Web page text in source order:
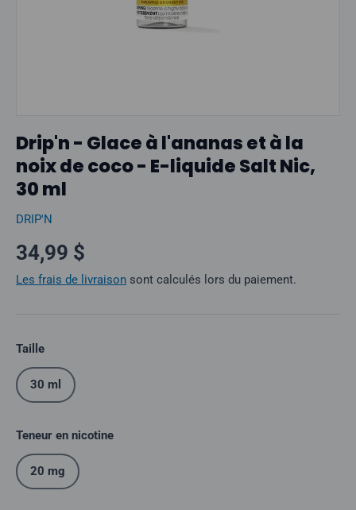
Drip'n - Glace à l'ananas et à la
noix de coco - E-liquide Salt Nic,
30 ml
DRIP'N
Prix normal
34,99 $
Les frais de livraison sont calculés lors du paiement.
Taille
30 ml
Teneur en nicotine
20 mg